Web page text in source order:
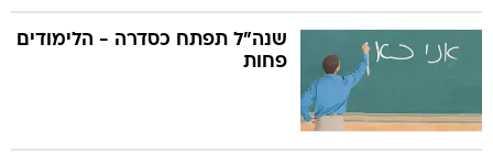
שנה"ל תפתח כסדרה - הלימודים
פחות